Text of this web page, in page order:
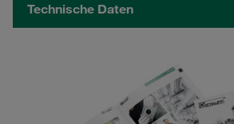
Technische Daten